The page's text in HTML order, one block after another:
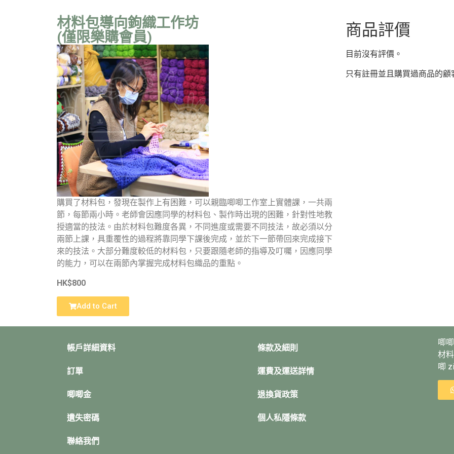
材料包導向鉤織工作坊
(僅限樂購會員)
購買了材料包，發現在製作上有困難，可以親臨唧唧工作室上實體課，一共兩
節，每節兩小時。老師會因應同學的材料包、製作時出現的困難，針對性地教
授適當的技法。由於材料包難度各異，不同進度或需要不同技法，故必須以分
兩節上課，具重覆性的過程將靠同學下課後完成，並於下一節帶回來完成接下
來的技法。大部分難度較低的材料包，只要跟隨老師的指導及叮囑，因應同學
的能力，可以在兩節內掌握完成材料包織品的重點。
HK$800
Add to Cart
商品評價
目前沒有評價。
只有註冊並且購買過商品的顧
帳戶詳細資料
訂單
唧唧金
遺失密碼
聯絡我們
條款及細則
運費及運送詳情
退換貨政策
個人私隱條款
唧
材
唧